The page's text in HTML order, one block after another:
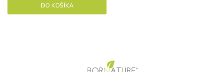
DO KOŠÍKA